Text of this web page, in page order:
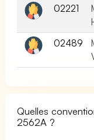
02221
02489
Quelles
2562A ?